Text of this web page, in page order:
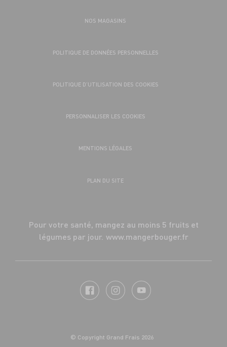
NOS MAGASINS
POLITIQUE DE DONNÉES PERSONNELLES
POLITIQUE D’UTILISATION DES COOKIES
PERSONNALISER LES COOKIES
MENTIONS LÉGALES
PLAN DU SITE
Pour votre santé, mangez au moins 5 fruits et
légumes par jour. www.mangerbouger.fr
© Copyright Grand Frais 2026